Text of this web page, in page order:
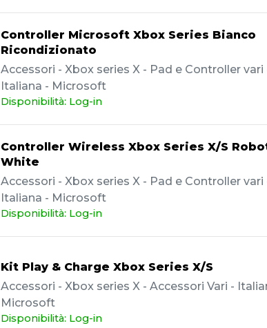
Controller Microsoft Xbox Series Bianco
Ricondizionato
Accessori - Xbox series X - Pad e Controller vari
Italiana - Microsoft
Disponibilità: Log-in
Controller Wireless Xbox Series X/S
White
Accessori - Xbox series X - Pad e Controller vari
Italiana - Microsoft
Disponibilità: Log-in
Kit Play & Charge Xbox Series X/S
Accessori - Xbox series X - Accessori Vari -
Microsoft
Disponibilità: Log-in